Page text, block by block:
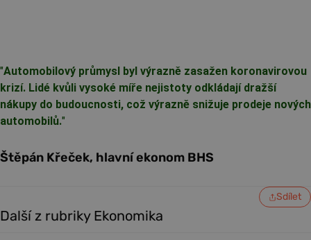
"Automobilový průmysl byl výrazně zasažen koronavirovou
krizí. Lidé kvůli vysoké míře nejistoty odkládají dražší
nákupy do budoucnosti, což výrazně snižuje prodeje nových
automobilů."
Štěpán Křeček, hlavní ekonom BHS
Sdílet
Další z rubriky Ekonomika